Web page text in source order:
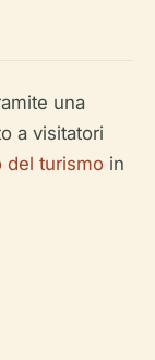
una
a visitatori
del turismo in